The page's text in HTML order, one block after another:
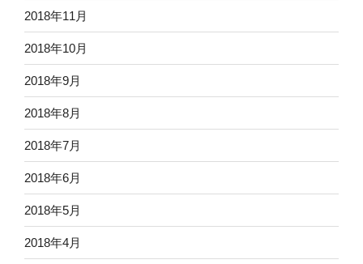
2018年11月
2018年10月
2018年9月
2018年8月
2018年7月
2018年6月
2018年5月
2018年4月